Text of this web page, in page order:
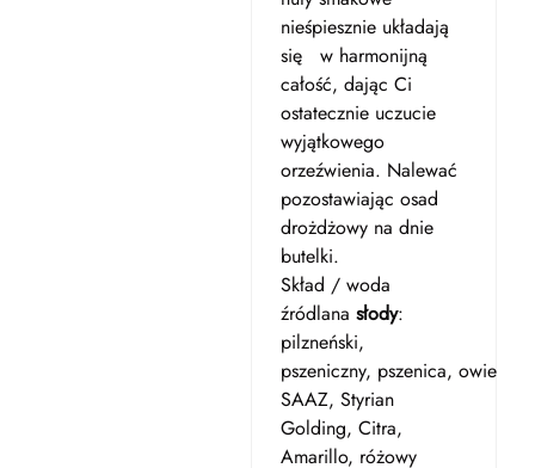
nieśpiesznie układają
się w harmonijną
całość, dając Ci
ostatecznie uczucie
wyjątkowego
orzeźwienia. Nalewać
pozostawiając osad
drożdżowy na dnie
butelki.
Skład / woda
źródlana słody:
pilzneński,
pszeniczny, pszenica, owies,
SAAZ, Styrian
Golding, Citra,
Amarillo, różowy